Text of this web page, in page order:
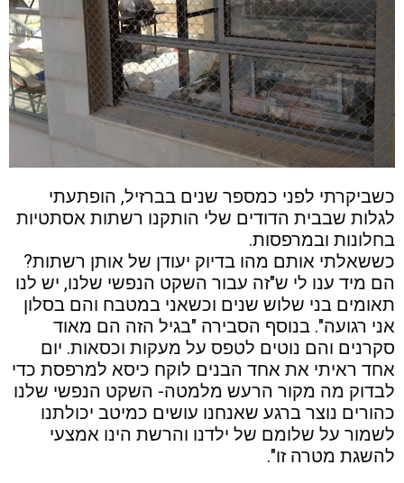
כשביקרתי לפני כמספר שנים בברזיל, הופתעתי
לגלות שבבית הדודים שלי הותקנו רשתות אסתטיות
בחלונות ובמרפסות.
כששאלתי אותם מהו בדיוק יעודן של אותן רשתות?
הם מיד ענו לי ש"זה עבור השקט הנפשי שלנו, יש לנו
תאומים בני שלוש שנים וכשאני במטבח והם בסלון
אני רגועה". בנוסף הסבירה "בגיל הזה הם מאוד
סקרנים והם נוטים לטפס על מעקות וכסאות. יום
אחד ראיתי את אחד הבנים לוקח כיסא למרפסת כדי
לבדוק מה מקור הרעש מלמטה- השקט הנפשי שלנו
כהורים נוצר ברגע שאנחנו עושים כמיטב יכולתנו
לשמור על שלומם של ילדנו והרשת הינו אמצעי
להשגת מטרה זו".